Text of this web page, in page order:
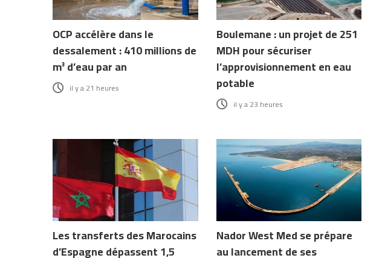
OCP accélère dans le
dessalement : 410 millions de
m³ d’eau par an
il y a 21 heures
Boulemane : un projet de 251
MDH pour sécuriser
l’approvisionnement en eau
potable
il y a 23 heures
Les transferts des Marocains
d’Espagne dépassent 1,5
Nador West Med se prépare
au lancement de ses